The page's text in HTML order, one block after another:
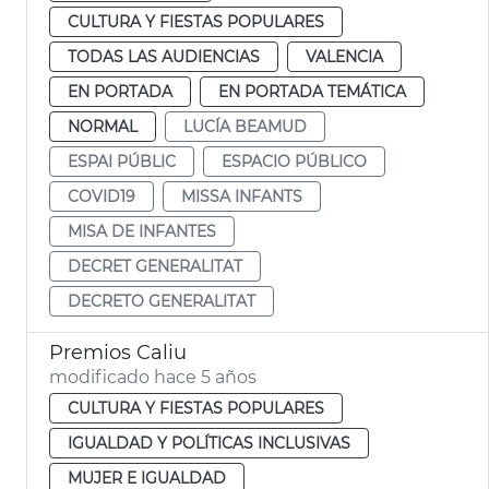
CULTURA Y FIESTAS POPULARES
TODAS LAS AUDIENCIAS
VALENCIA
EN PORTADA
EN PORTADA TEMÁTICA
NORMAL
LUCÍA BEAMUD
ESPAI PÚBLIC
ESPACIO PÚBLICO
COVID19
MISSA INFANTS
MISA DE INFANTES
DECRET GENERALITAT
DECRETO GENERALITAT
Premios Caliu
modificado hace 5 años
CULTURA Y FIESTAS POPULARES
IGUALDAD Y POLÍTICAS INCLUSIVAS
MUJER E IGUALDAD